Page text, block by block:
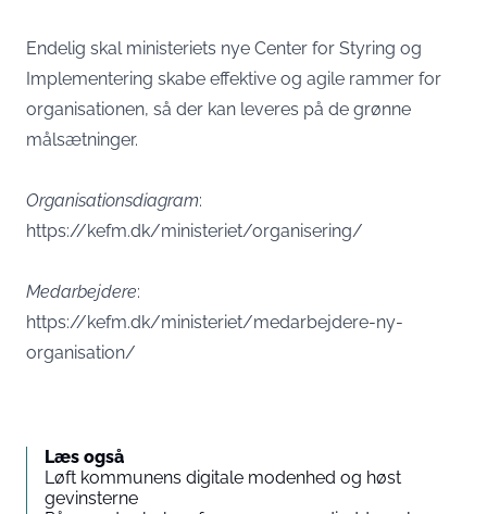
Endelig skal ministeriets nye Center for Styring og
Implementering skabe effektive og agile rammer for
organisationen, så der kan leveres på de grønne
målsætninger.
Organisationsdiagram:
https://kefm.dk/ministeriet/organisering/
Medarbejdere:
https://kefm.dk/ministeriet/medarbejdere-ny-
organisation/
Læs også
Løft kommunens digitale modenhed og høst
gevinsterne